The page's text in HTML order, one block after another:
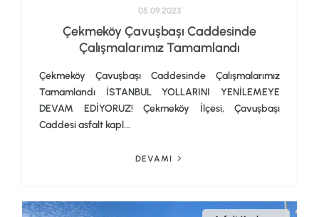
05.09.2023
Çekmeköy Çavuşbaşı Caddesinde
Çalışmalarımız Tamamlandı
Çekmeköy Çavuşbaşı Caddesinde Çalışmalarımız
Tamamlandı İSTANBUL YOLLARINI YENİLEMEYE
DEVAM EDİYORUZ! Çekmeköy İlçesi, Çavuşbaşı
Caddesi asfalt kapl...
DEVAMI